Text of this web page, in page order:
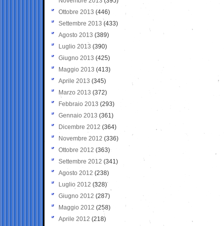
Ottobre 2013 (446)
Settembre 2013 (433)
Agosto 2013 (389)
Luglio 2013 (390)
Giugno 2013 (425)
Maggio 2013 (413)
Aprile 2013 (345)
Marzo 2013 (372)
Febbraio 2013 (293)
Gennaio 2013 (361)
Dicembre 2012 (364)
Novembre 2012 (336)
Ottobre 2012 (363)
Settembre 2012 (341)
Agosto 2012 (238)
Luglio 2012 (328)
Giugno 2012 (287)
Maggio 2012 (258)
Aprile 2012 (218)